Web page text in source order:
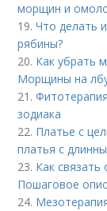
морщин и
19.Что делать
рябины?
20. Как убрать
Морщины на
21.
зодиака
22. Платье с
платья с
23. Как связать
Пошаговое
24.